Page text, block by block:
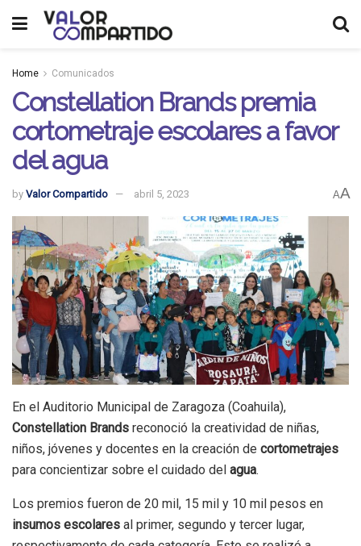
Home Comunicados
Constellation Brands premia
cortometraje escolares a favor
del agua
by Valor Compartido abril 5, 2023 AA
En el Auditorio Municipal de Zaragoza (Coahuila),
Constellation Brands reconoció la creatividad de niñas,
niños, jóvenes y docentes en la creación de cortometrajes
para concientizar sobre el cuidado del agua.
Los premios fueron de 20 mil, 15 mil y 10 mil pesos en
insumos escolares al primer, segundo y tercer lugar,